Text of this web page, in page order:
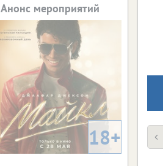
Анонс мероприятий
18+